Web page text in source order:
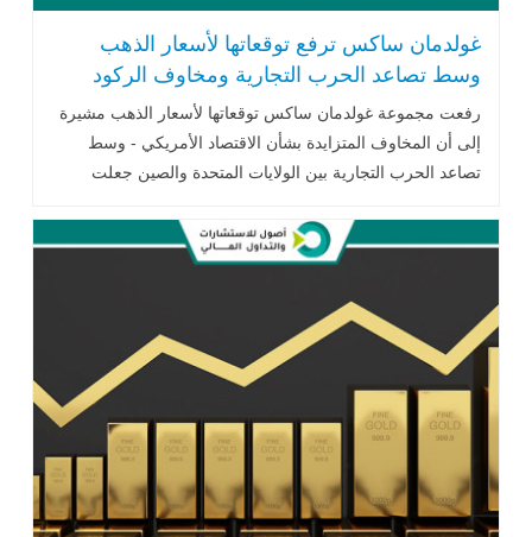
غولدمان ساكس ترفع توقعاتها لأسعار الذهب
وسط تصاعد الحرب التجارية ومخاوف الركود
رفعت مجموعة غولدمان ساكس توقعاتها لأسعار الذهب مشيرة
إلى أن المخاوف المتزايدة بشأن الاقتصاد الأمريكي - وسط
تصاعد الحرب التجارية بين الولايات المتحدة والصين جعلت